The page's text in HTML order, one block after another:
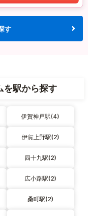
す
を駅から探す
伊賀神戸駅(4)
伊賀上野駅(2)
四十九駅(2)
広小路駅(2)
桑町駅(2)